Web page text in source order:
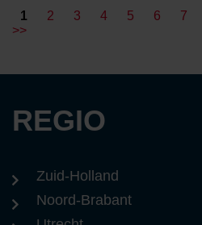
1 2 3 4 5 6 7
>>
REGIO
Zuid-Holland
Noord-Brabant